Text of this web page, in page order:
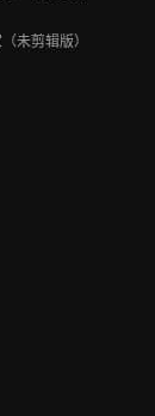
未剪辑版）